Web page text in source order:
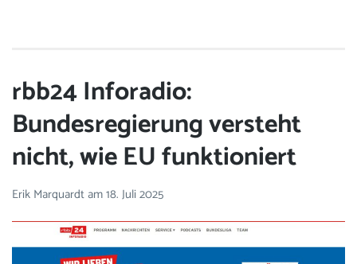
rbb24 Inforadio:
Bundesregierung versteht
nicht, wie EU funktioniert
Erik Marquardtam18. Juli 2025